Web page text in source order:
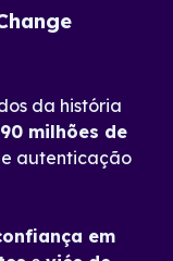
da história
milhões de
autenticação
em